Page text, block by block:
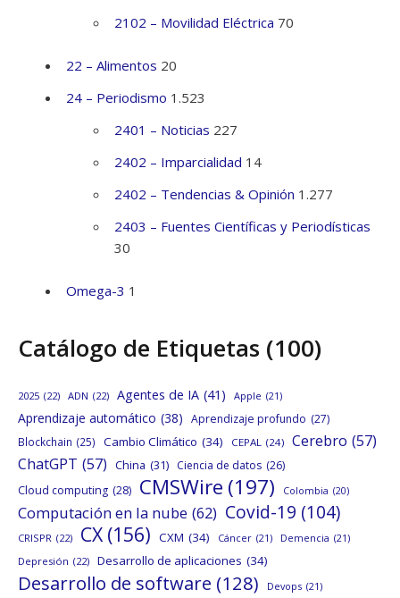
2102 – Movilidad Eléctrica 70
22 – Alimentos 20
24 – Periodismo 1.523
2401 – Noticias 227
2402 – Imparcialidad 14
2402 – Tendencias & Opinión 1.277
2403 – Fuentes Científicas y Periodísticas
30
Omega-3 1
Catálogo de Etiquetas (100)
2025 (22) ADN (22) Agentes de IA (41) Apple (21)
Aprendizaje automático (38) Aprendizaje profundo (27)
Blockchain (25) Cambio Climático (34) CEPAL (24) Cerebro (57)
ChatGPT (57) China (31) Ciencia de datos (26)
Cloud computing (28) CMSWire (197) Colombia (20)
Computación en la nube (62) Covid-19 (104)
CRISPR (22) CX (156) CXM (34) Cáncer (21) Demencia (21)
Depresión (22) Desarrollo de aplicaciones (34)
Desarrollo de software (128) Devops (21)